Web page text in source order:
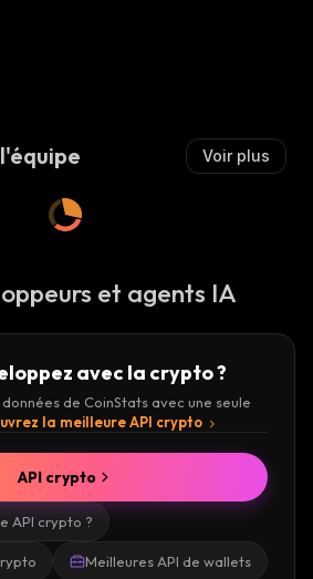
Voir plus
et agents IA
avec la crypto ?
de CoinStats avec une seule
la meilleure API crypto
API crypto ?
Meilleures API de wallets
API crypto